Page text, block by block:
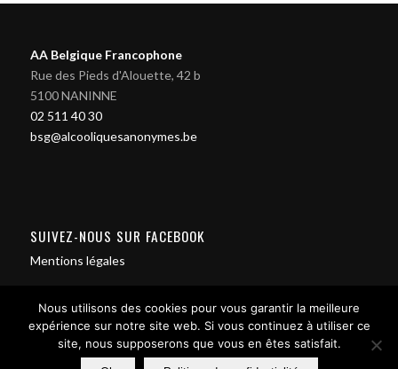
AA Belgique Francophone
Rue des Pieds d'Alouette, 42 b
5100 NANINNE
02 511 40 30
bsg@alcooliquesanonymes.be
SUIVEZ-NOUS SUR FACEBOOK
Mentions légales
Nous utilisons des cookies pour vous garantir la meilleure
expérience sur notre site web. Si vous continuez à utiliser ce
site, nous supposerons que vous en êtes satisfait.
Contact us